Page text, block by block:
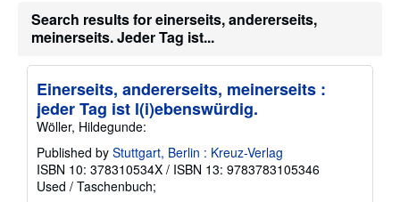
u
t
p
p
i
r
a
t
Search results for einerseits, andererseits,
meinerseits. Jeder Tag ist...
Einerseits, andererseits, meinerseits :
jeder Tag ist l(i)ebenswürdig.
Wöller, Hildegunde:
Published by Stuttgart, Berlin : Kreuz-Verlag
ISBN 10: 378310534X / ISBN 13: 9783783105346
Used / Taschenbuch;